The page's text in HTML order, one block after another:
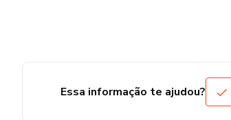
Essa informação te ajudou?